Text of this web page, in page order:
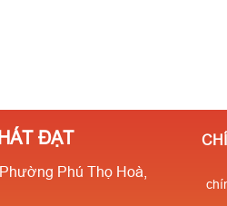
ĐẠT
Phú Thọ Hoà,